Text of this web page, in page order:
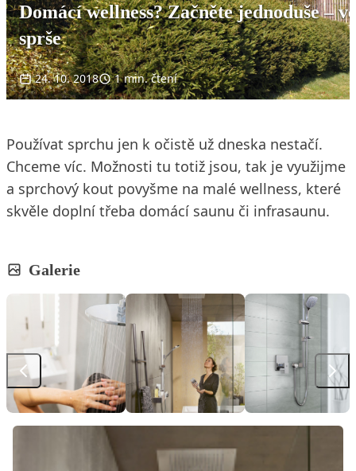
Domácí wellness? Začněte jednoduše – ve
sprše
24. 10. 2018 1 min. čtení
Používat sprchu jen k očistě už dneska nestačí.
Chceme víc. Možnosti tu totiž jsou, tak je využijme
a sprchový kout povyšme na malé wellness, které
skvěle doplní třeba domácí saunu či infrasaunu.
Galerie